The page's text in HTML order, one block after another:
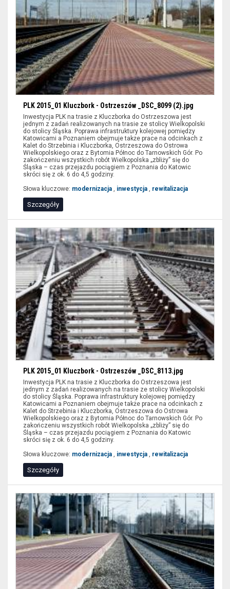
PLK 2015_01 Kluczbork - Ostrzeszów _DSC_8099 (2).jpg
Inwestycja PLK na trasie z Kluczborka do Ostrzeszowa jest
jednym z zadań realizowanych na trasie ze stolicy Wielkopolski
do stolicy Śląska. Poprawa infrastruktury kolejowej pomiędzy
Katowicami a Poznaniem obejmuje także prace na odcinkach z
Kalet do Strzebinia i Kluczborka, Ostrzeszowa do Ostrowa
Wielkopolskiego oraz z Bytomia Północ do Tarnowskich Gór. Po
zakończeniu wszystkich robót Wielkopolska „zbliży” się do
Śląska – czas przejazdu pociągiem z Poznania do Katowic
skróci się z ok. 6 do 4,5 godziny.
Słowa kluczowe: modernizacja , inwestycja , rewitalizacja
Szczegóły
PLK 2015_01 Kluczbork - Ostrzeszów _DSC_8113.jpg
Inwestycja PLK na trasie z Kluczborka do Ostrzeszowa jest
jednym z zadań realizowanych na trasie ze stolicy Wielkopolski
do stolicy Śląska. Poprawa infrastruktury kolejowej pomiędzy
Katowicami a Poznaniem obejmuje także prace na odcinkach z
Kalet do Strzebinia i Kluczborka, Ostrzeszowa do Ostrowa
Wielkopolskiego oraz z Bytomia Północ do Tarnowskich Gór. Po
zakończeniu wszystkich robót Wielkopolska „zbliży” się do
Śląska – czas przejazdu pociągiem z Poznania do Katowic
skróci się z ok. 6 do 4,5 godziny.
Słowa kluczowe: modernizacja , inwestycja , rewitalizacja
Szczegóły